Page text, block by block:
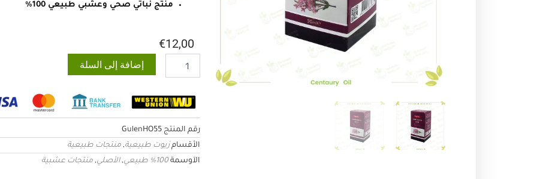
منتج نباتي صحي وعشبي طبيعي 100%
€12,00
كمية
زيت
نبتة
سان
جون
إضافة إلى السلة
رقم المنتج GulenHO55
الأقسام زيوت طبيعية, منتجات طبيعية
الآوسمة 100% طبيعي ,الأصلي, منتجات عشبية